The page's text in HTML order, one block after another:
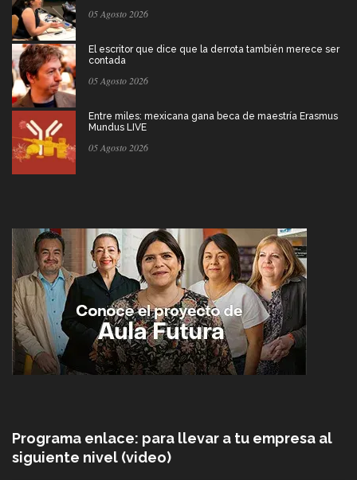
05 Agosto 2026
El escritor que dice que la derrota también merece ser
contada
05 Agosto 2026
Entre miles: mexicana gana beca de maestría Erasmus
Mundus LIVE
05 Agosto 2026
Programa enlace: para llevar a tu empresa al
siguiente nivel (video)